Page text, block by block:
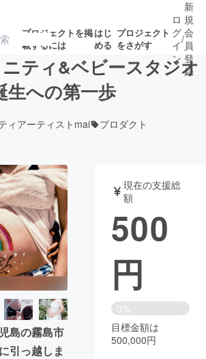
プロジェクトを掲
載するには
はじ
める
プロジェクト
をさがす
ジェクト
募集終了が近いプ
ロジェクト
写真 音楽
ジー・ガジェット ゲーム・サ
画
・起業
り・地域活性化
ロ
グ
イ
ン
/
新
規
会
員
登
録
ティ&ベビースタジオ
生への第一歩
ィアーティストmai プロダクト
島の霧島市
引っ越しま
現在の支援総
額
500
円
0%
目標金額は
500,000円